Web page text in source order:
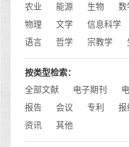
农业
能源 生物 数
物理
文学 信息科学
语言
哲学 宗教学
按类型检索：
全部文献
电子期刊
报告
会议 专利 报
资讯
其他